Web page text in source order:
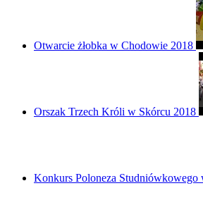
Otwarcie żłobka w Chodowie 2018
Orszak Trzech Króli w Skórcu 2018
Konkurs Poloneza Studniówkowego